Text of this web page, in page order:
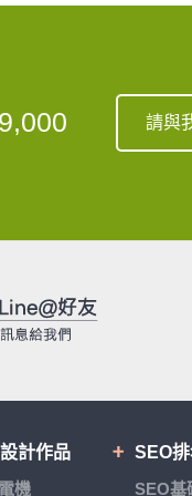
請與
計作品
機
SEO
SEO基